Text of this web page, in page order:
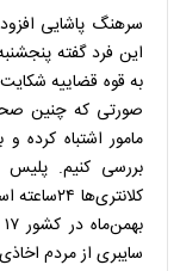
سرهنگ پاشایی
این فرد گفته
به قوه قضاییه
صورتی که چنین
مامور اشتباه کرده و
بررسی کنیم. پلیس
سایبری از مردم